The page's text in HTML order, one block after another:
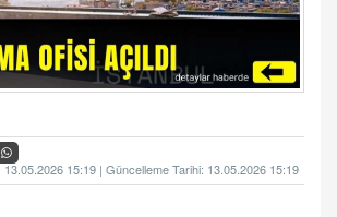
13.05.2026 15:19 | Güncelleme Tarihi: 13.05.2026 15:19